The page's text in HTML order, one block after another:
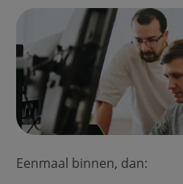
Eenmaal binnen, dan: